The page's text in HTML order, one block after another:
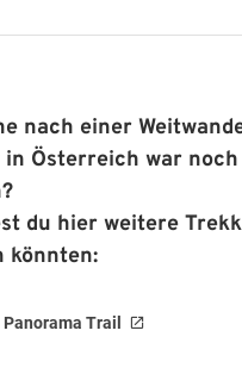
nach einer
in Österreich war
du hier weitere
könnten:
Trail